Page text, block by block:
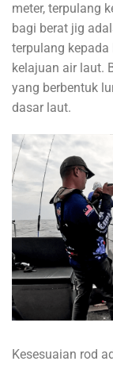
meter, terpulang
bagi berat jig
terpulang
kelajuan air laut.
yang berbentuk
dasar laut.
Kesesuaian rod